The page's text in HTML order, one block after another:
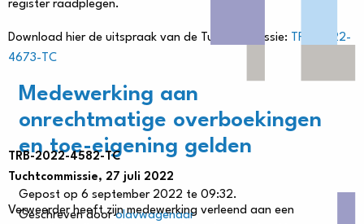
register raadplegen.
Download hier de uitspraak van de Tuchtcommissie: TRB-2022-
4673-TC
Medewerking aan
onrechtmatige overboekingen
en toe-eigening gelden
Gepost op 6 september 2022 te 09:32.
Geschreven doorolavwagenaar
TRB-2022-4582-TC
Tuchtcommissie, 27 juli 2022
Verweerder heeft zijn medewerking verleend aan een